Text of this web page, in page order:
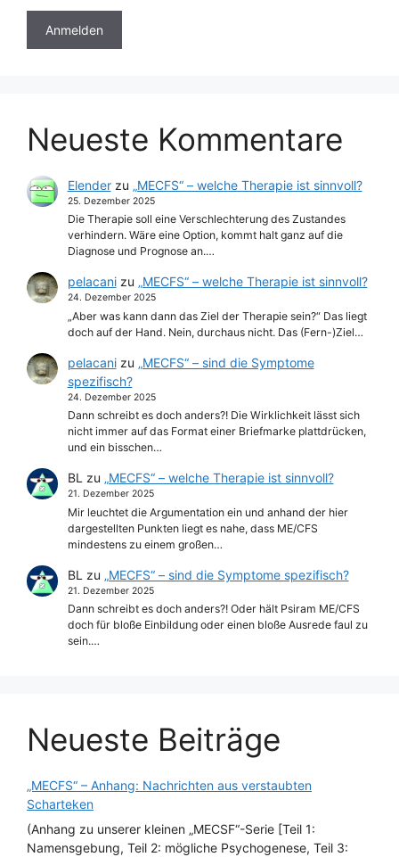
Neueste Kommentare
Elenderzu „MECFS“ – welche Therapie ist sinnvoll?
25. Dezember 2025
Die Therapie soll eine Verschlechterung des Zustandes
verhindern. Wäre eine Option, kommt halt ganz auf die
Diagnose und Prognose an.…
pelacanizu „MECFS“ – welche Therapie ist sinnvoll?
24. Dezember 2025
„Aber was kann dann das Ziel der Therapie sein?“ Das liegt
doch auf der Hand. Nein, durchaus nicht. Das (Fern-)Ziel…
pelacanizu „MECFS“ – sind die Symptome
spezifisch?
24. Dezember 2025
Dann schreibt es doch anders?! Die Wirklichkeit lässt sich
nicht immer auf das Format einer Briefmarke plattdrücken,
und ein bisschen…
BL zu „MECFS“ – welche Therapie ist sinnvoll?
21. Dezember 2025
Mir leuchtet die Argumentation ein und anhand der hier
dargestellten Punkten liegt es nahe, dass ME/CFS
mindestens zu einem großen…
BL zu „MECFS“ – sind die Symptome spezifisch?
21. Dezember 2025
Dann schreibt es doch anders?! Oder hält Psiram ME/CFS
doch für bloße Einbildung oder einen bloße Ausrede faul zu
sein.…
Neueste Beiträge
„MECFS“ – Anhang: Nachrichten aus verstaubten
Scharteken
(Anhang zu unserer kleinen „MECSF“-Serie [Teil 1:
Namensgebung, Teil 2: mögliche Psychogenese, Teil 3: